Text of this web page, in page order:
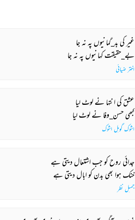
غیر کی بد_گمانیوں پہ نہ جا
بے_حقیقت کہانیوں پہ نہ جا
اختر ضیائی
عشق کی انتہا نے لوٹ لیا
کبھی حسن_وفا نے لوٹ لیا
اشوک گویل اشوک
جدائی روح کو جب اشتعال دیتی ہے
خنک ہوا بھی بدن کو ابال دیتی ہے
جمیل نظر